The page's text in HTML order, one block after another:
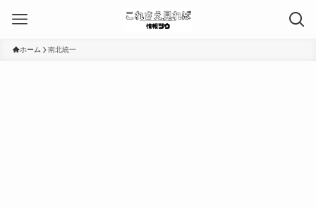
ホーム 南北統一